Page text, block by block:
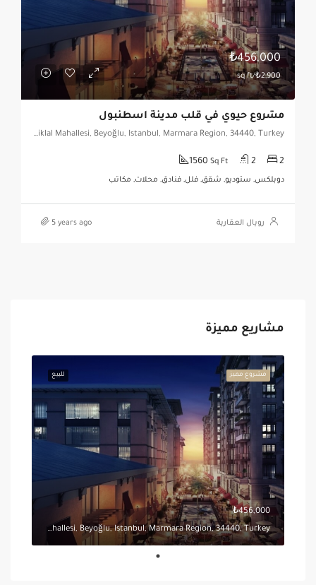
₺456,000
₺2,900/sq ft
مشروع حيوي في قلب مدينة اسطنبول
Piyalepaşa İstanbul Sitesi, İstiklal Mahallesi, Beyoğlu, Istanbul, Marmara Region, 34440, Turkey
2
2
1560 Sq Ft
دوبلكس, ستوديو, شقق, فلل, فنادق, محلات, مكاتب
رويال العقارية 5 years ago
مشاريع مميزة
للبيع مشروع مميز
₺456,000
Piyalepaşa İstanbul Sitesi, İstiklal Mahallesi, Beyoğlu, Istanbul, Marmara Region, 34440, Turkey